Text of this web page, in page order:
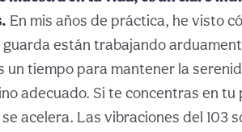
En mis años de práctica, he visto
están trabajando
un tiempo para mantener la
adecuado. Si te concentras en
acelera. Las vibraciones del 103